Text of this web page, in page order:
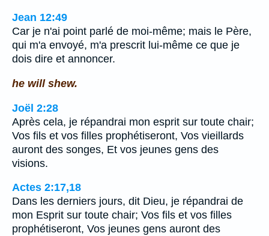
Jean 12:49
Car je n'ai point parlé de moi-même; mais le Père,
qui m'a envoyé, m'a prescrit lui-même ce que je
dois dire et annoncer.
he will shew.
Joël 2:28
Après cela, je répandrai mon esprit sur toute chair;
Vos fils et vos filles prophétiseront, Vos vieillards
auront des songes, Et vos jeunes gens des
visions.
Actes 2:17,18
Dans les derniers jours, dit Dieu, je répandrai de
mon Esprit sur toute chair; Vos fils et vos filles
prophétiseront, Vos jeunes gens auront des